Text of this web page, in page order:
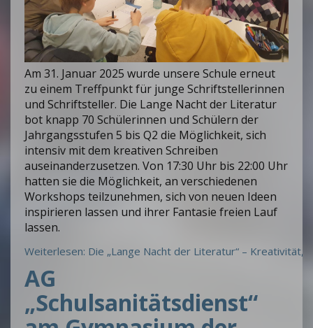
Am 31. Januar 2025 wurde unsere Schule erneut
zu einem Treffpunkt für junge Schriftstellerinnen
und Schriftsteller. Die Lange Nacht der Literatur
bot knapp 70 Schülerinnen und Schülern der
Jahrgangsstufen 5 bis Q2 die Möglichkeit, sich
intensiv mit dem kreativen Schreiben
auseinanderzusetzen. Von 17:30 Uhr bis 22:00 Uhr
hatten sie die Möglichkeit, an verschiedenen
Workshops teilzunehmen, sich von neuen Ideen
inspirieren lassen und ihrer Fantasie freien Lauf
lassen.
Weiterlesen: Die „Lange Nacht der Literatur“ – Kreativität,
AG
„Schulsanitätsdienst“